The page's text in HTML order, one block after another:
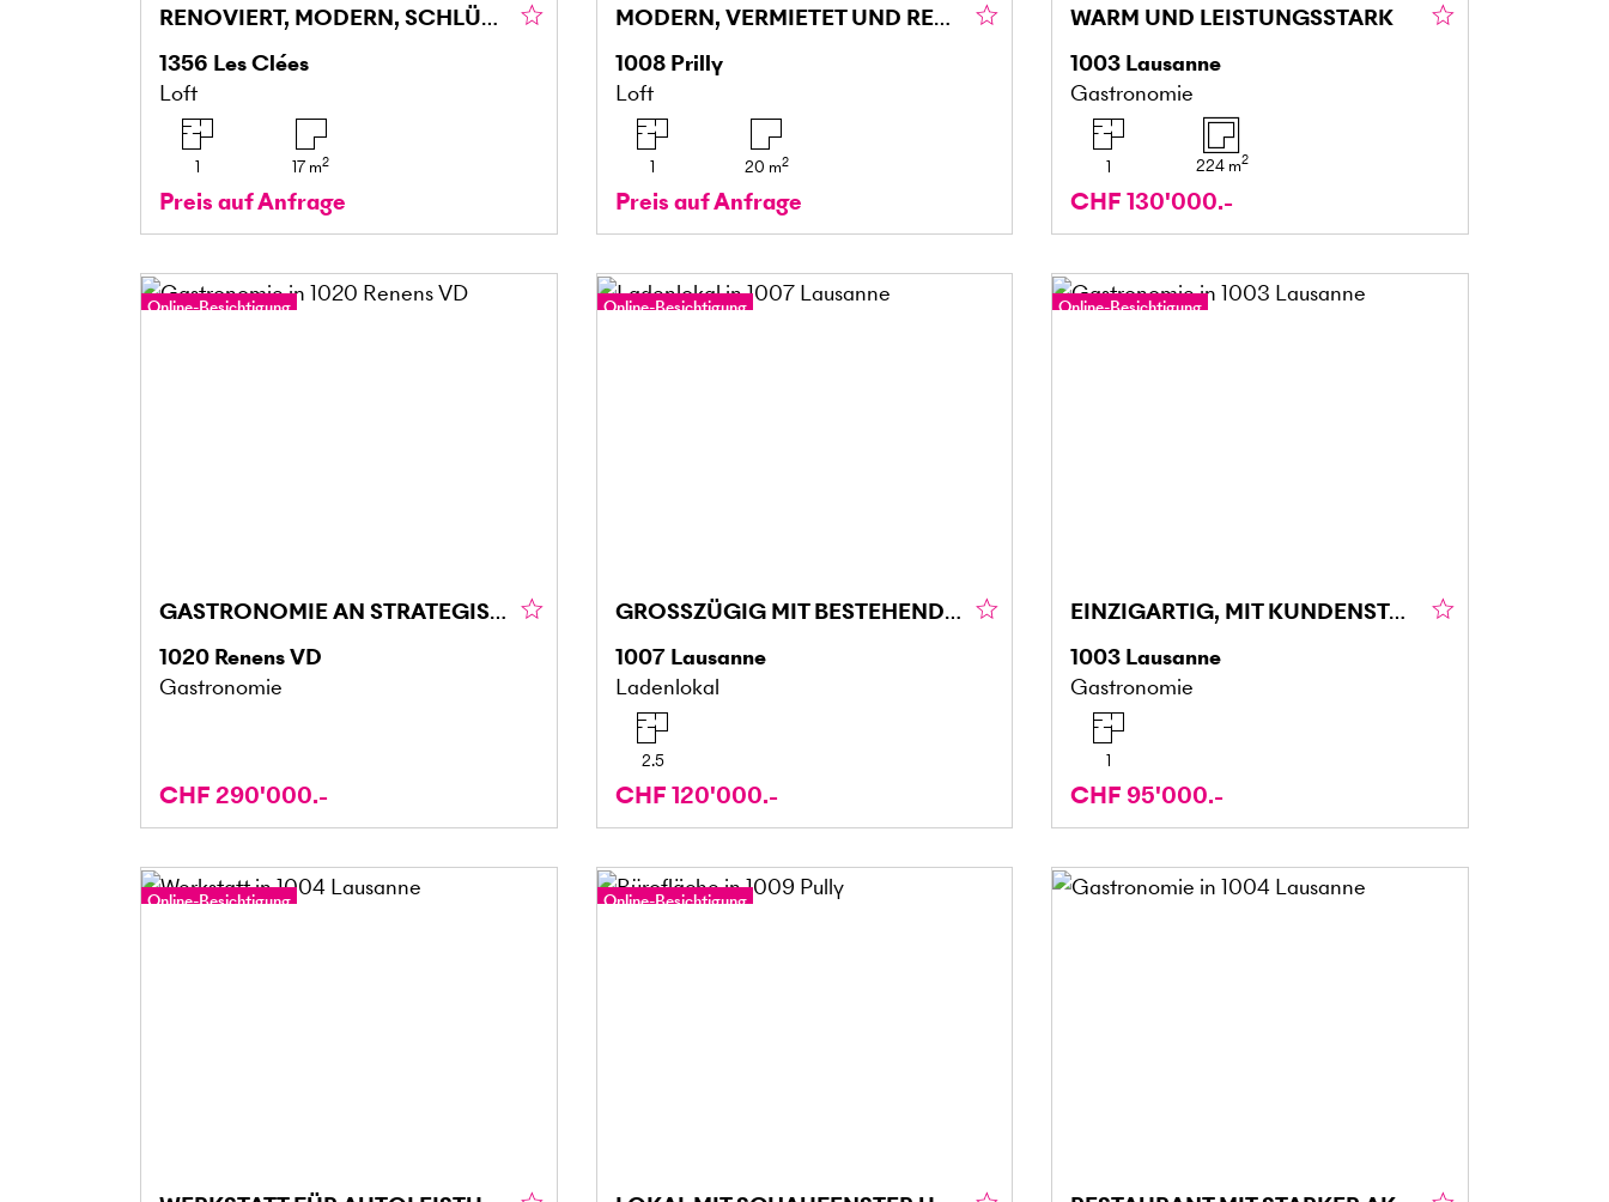
RENOVIERT, MODERN, SCHLÜSSELFERTIG!
1356 Les Clées
Loft
1 17 m2
Preis auf Anfrage
MODERN, VERMIETET UND RENDITESTARK
1008 Prilly
Loft
1 20 m2
Preis auf Anfrage
WARM UND LEISTUNGSSTARK
1003 Lausanne
Gastronomie
1 224 m2
CHF 130'000.-
Online-Besichtigung
GASTRONOMIE AN STRATEGISCHER LAGE
1020 Renens VD
Gastronomie
CHF 290'000.-
Online-Besichtigung
GROSSZÜGIG MIT BESTEHENDEM KUNDENSTAMM
1007 Lausanne
Ladenlokal
2.5
CHF 120'000.-
Online-Besichtigung
EINZIGARTIG, MIT KUNDENSTAMM
1003 Lausanne
Gastronomie
1
CHF 95'000.-
Online-Besichtigung
Online-Besichtigung